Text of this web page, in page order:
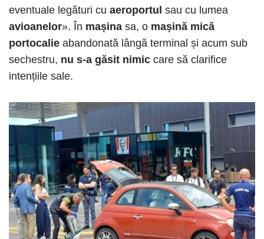
eventuale legături cu aeroportul sau cu lumea
avioanelor». În mașina sa, o mașină mică
portocalie abandonată lângă terminal și acum sub
sechestru, nu s-a găsit nimic care să clarifice
intențiile sale.